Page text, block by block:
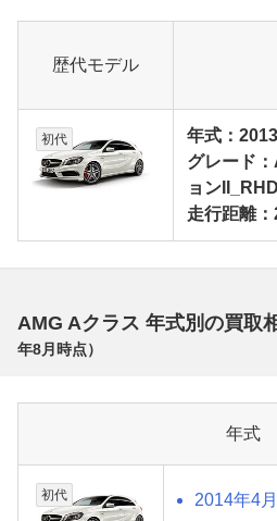
歴代モデル
初代
年式：
グレード
ョン
走行距離
AMG Aクラス 年式別の買取
年8月 時点）
年式
初代 2014年4